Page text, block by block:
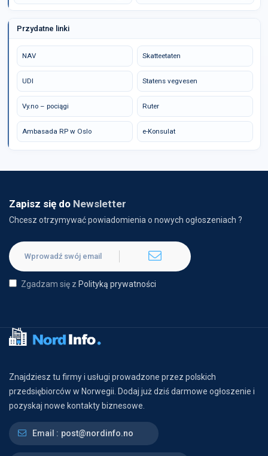
Przydatne linki
NAV Skatteetaten
UDI Statens vegvesen
Vy.no – pociągi Ruter
Ambasada RP w Oslo e-Konsulat
Zapisz się do Newsletter
Chcesz otrzymywać powiadomienia o nowych ogłoszeniach ?
Zgadzam się z Polityką prywatności
Znajdziesz tu firmy i usługi prowadzone przez polskich
przedsiębiorców w Norwegii. Dodaj już dziś darmowe ogłoszenie i
pozyskaj nowe kontakty biznesowe.
Email : post@nordinfo.no